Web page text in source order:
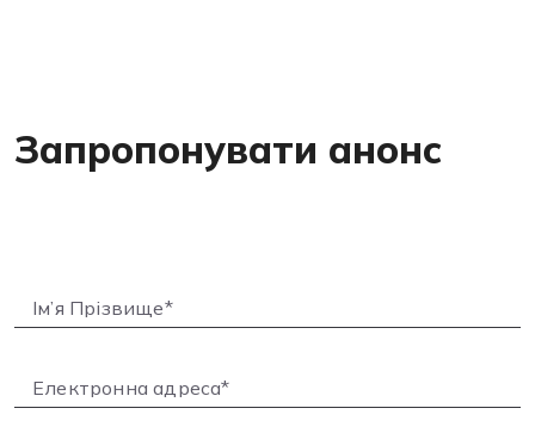
Запропонувати анонс